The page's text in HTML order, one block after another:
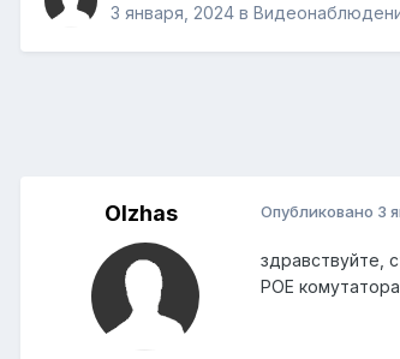
3 января, 2024 в
Olzhas Опубликовано 3
здравствуйте,
POE